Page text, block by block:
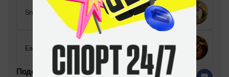
Sniper
Earthshaker
Поделитесь c миром своим